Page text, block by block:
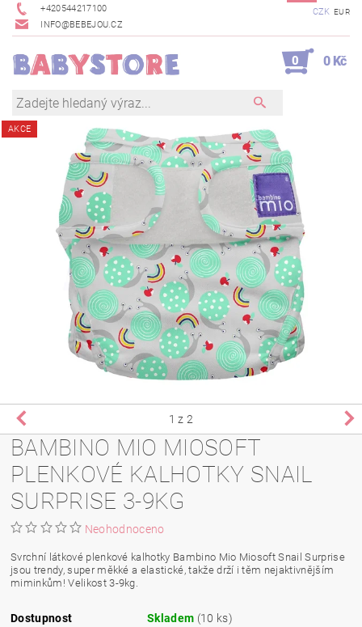
+420544217100
INFO@BEBEJOU.CZ
CZK EUR
0 0 Kč
AKCE
1 z 2
BAMBINO MIO MIOSOFT
PLENKOVÉ KALHOTKY SNAIL
SURPRISE 3-9KG
Neohodnoceno
Svrchní látkové plenkové kalhotky Bambino Mio Miosoft Snail Surprise
jsou trendy, super měkké a elastické, takže drží i těm nejaktivnějším
miminkům! Velikost 3-9kg.
Dostupnost Skladem (10 ks)